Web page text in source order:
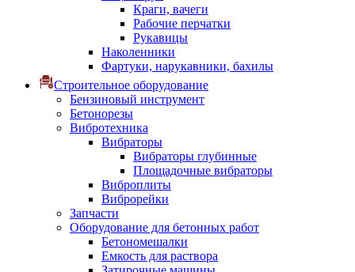
Краги, вачеги
Рабочие перчатки
Рукавицы
Наколенники
Фартуки, нарукавники, бахилы
Строительное оборудование
Бензиновый инструмент
Бетонорезы
Вибротехника
Вибраторы
Вибраторы глубинные
Площадочные вибраторы
Виброплиты
Виброрейки
Запчасти
Оборудование для бетонных работ
Бетономешалки
Емкость для раствора